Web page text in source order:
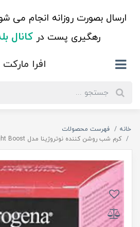
ارسال بصورت روزانه انجام می
رهگیری پست درکانال
افرا مارکت
خانه
فهرست محصولات
کرم شب روشن کننده نوتروژینا مدل Bright Boost